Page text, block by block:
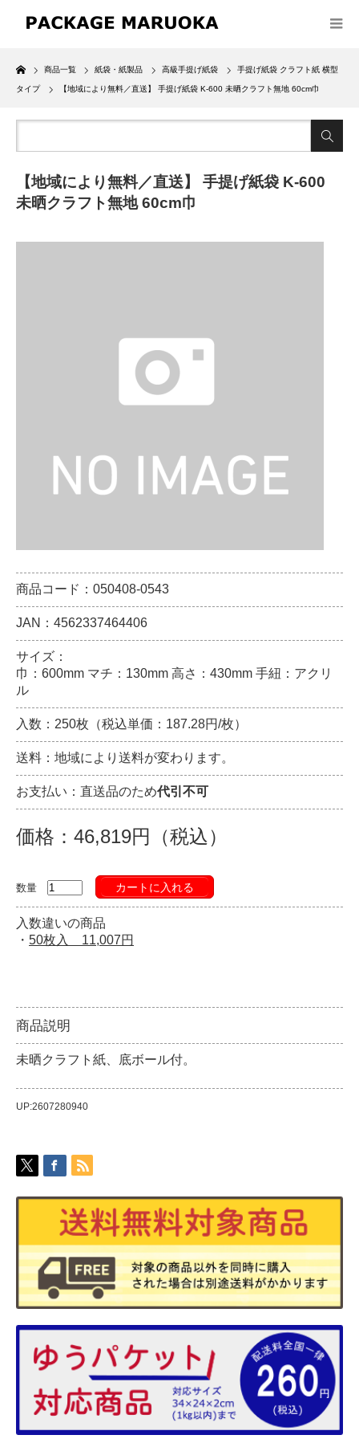
Home
商品一覧 紙袋・紙製品 高級手提げ紙袋 手提げ紙袋 クラフト紙 横型
タイプ 【地域により無料／直送】 手提げ紙袋 K-600 未晒クラフト無地 60cm巾
【地域により無料／直送】 手提げ紙袋 K-600
未晒クラフト無地 60cm巾
商品コード：050408-0543
JAN：4562337464406
サイズ：
巾：600mm マチ：130mm 高さ：430mm 手紐：アクリ
ル
入数：250枚（税込単価：187.28円/枚）
送料：地域により送料が変わります。
お支払い：直送品のため代引不可
価格：46,819円（税込）
数量 カートに入れる
入数違いの商品
・ 50枚入 11,007円
商品説明
未晒クラフト紙、底ボール付。
UP:2607280940